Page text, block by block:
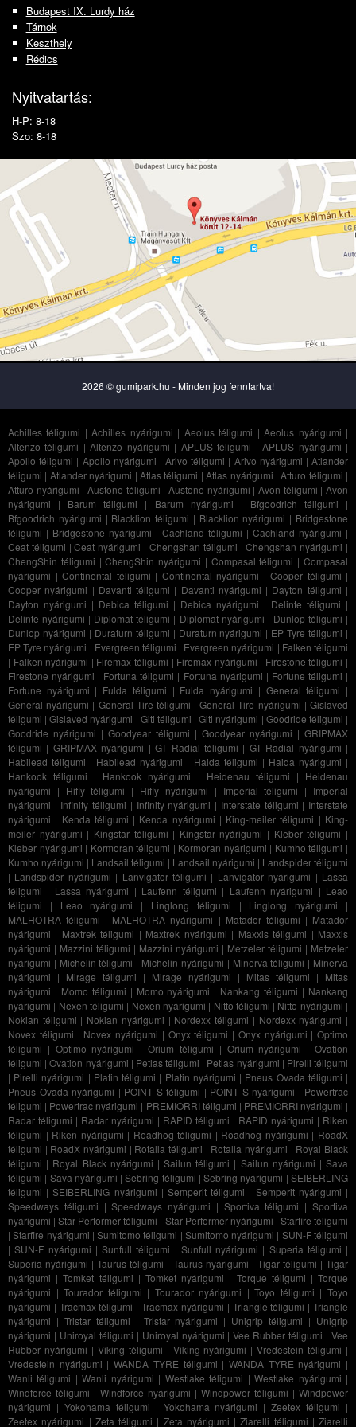
Budapest IX. Lurdy ház
Tárnok
Keszthely
Rédics
Nyitvatartás:
H-P: 8-18
Szo: 8-18
2026 © gumipark.hu - Minden jog fenntartva!
Achilles téligumi |Achilles nyárigumi | Aeolus téligumi |Aeolus nyárigumi |
Altenzo téligumi |Altenzo nyárigumi | APLUS téligumi |APLUS nyárigumi |
Apollo téligumi | Apollo nyárigumi |Arivo téligumi | Arivo nyárigumi |Atlander
téligumi | Atlander nyárigumi | Atlas téligumi |Atlas nyárigumi |Atturo téligumi |
Atturo nyárigumi |Austone téligumi |Austone nyárigumi |Avon téligumi |Avon
nyárigumi | Barum téligumi | Barum nyárigumi | Bfgoodrich téligumi |
Bfgoodrich nyárigumi | Blacklion téligumi | Blacklion nyárigumi | Bridgestone
téligumi | Bridgestone nyárigumi | Cachland téligumi | Cachland nyárigumi |
Ceat téligumi |Ceat nyárigumi | Chengshan téligumi |Chengshan nyárigumi |
ChengShin téligumi |ChengShin nyárigumi | Compasal téligumi |Compasal
nyárigumi | Continental téligumi | Continental nyárigumi | Cooper téligumi |
Cooper nyárigumi | Davanti téligumi | Davanti nyárigumi | Dayton téligumi |
Dayton nyárigumi | Debica téligumi | Debica nyárigumi | Delinte téligumi |
Delinte nyárigumi | Diplomat téligumi | Diplomat nyárigumi | Dunlop téligumi |
Dunlop nyárigumi | Duraturn téligumi | Duraturn nyárigumi | EP Tyre téligumi |
EP Tyre nyárigumi | Evergreen téligumi | Evergreen nyárigumi | Falken téligumi
| Falken nyárigumi | Firemax téligumi | Firemax nyárigumi | Firestone téligumi |
Firestone nyárigumi | Fortuna téligumi | Fortuna nyárigumi | Fortune téligumi |
Fortune nyárigumi | Fulda téligumi | Fulda nyárigumi | General téligumi |
General nyárigumi | General Tire téligumi |General Tire nyárigumi |Gislaved
téligumi |Gislaved nyárigumi | Giti téligumi |Giti nyárigumi | Goodride téligumi |
Goodride nyárigumi | Goodyear téligumi | Goodyear nyárigumi | GRIPMAX
téligumi | GRIPMAX nyárigumi |GT Radial téligumi | GT Radial nyárigumi |
Habilead téligumi | Habilead nyárigumi | Haida téligumi | Haida nyárigumi |
Hankook téligumi | Hankook nyárigumi | Heidenau téligumi | Heidenau
nyárigumi | Hifly téligumi | Hifly nyárigumi | Imperial téligumi | Imperial
nyárigumi | Infinity téligumi | Infinity nyárigumi | Interstate téligumi | Interstate
nyárigumi | Kenda téligumi | Kenda nyárigumi | King-meiler téligumi | King-
meiler nyárigumi | Kingstar téligumi | Kingstar nyárigumi | Kleber téligumi |
Kleber nyárigumi | Kormoran téligumi | Kormoran nyárigumi | Kumho téligumi |
Kumho nyárigumi | Landsail téligumi | Landsail nyárigumi | Landspider téligumi
| Landspider nyárigumi | Lanvigator téligumi | Lanvigator nyárigumi | Lassa
téligumi | Lassa nyárigumi | Laufenn téligumi | Laufenn nyárigumi | Leao
téligumi | Leao nyárigumi | Linglong téligumi | Linglong nyárigumi |
MALHOTRA téligumi | MALHOTRA nyárigumi | Matador téligumi | Matador
nyárigumi | Maxtrek téligumi | Maxtrek nyárigumi | Maxxis téligumi | Maxxis
nyárigumi | Mazzini téligumi | Mazzini nyárigumi | Metzeler téligumi | Metzeler
nyárigumi | Michelin téligumi | Michelin nyárigumi | Minerva téligumi | Minerva
nyárigumi | Mirage téligumi | Mirage nyárigumi | Mitas téligumi | Mitas
nyárigumi | Momo téligumi | Momo nyárigumi | Nankang téligumi | Nankang
nyárigumi | Nexen téligumi | Nexen nyárigumi | Nitto téligumi | Nitto nyárigumi |
Nokian téligumi | Nokian nyárigumi | Nordexx téligumi | Nordexx nyárigumi |
Novex téligumi | Novex nyárigumi | Onyx téligumi | Onyx nyárigumi | Optimo
téligumi | Optimo nyárigumi |Orium téligumi | Orium nyárigumi |Ovation
téligumi |Ovation nyárigumi | Petlas téligumi | Petlas nyárigumi | Pirelli téligumi
| Pirelli nyárigumi | Platin téligumi | Platin nyárigumi | Pneus Ovada téligumi |
Pneus Ovada nyárigumi | POINT S téligumi | POINT S nyárigumi | Powertrac
téligumi | Powertrac nyárigumi | PREMIORRI téligumi | PREMIORRI nyárigumi |
Radar téligumi | Radar nyárigumi | RAPID téligumi | RAPID nyárigumi | Riken
téligumi | Riken nyárigumi | Roadhog téligumi | Roadhog nyárigumi | RoadX
téligumi | RoadX nyárigumi | Rotalla téligumi | Rotalla nyárigumi | Royal Black
téligumi | Royal Black nyárigumi |Sailun téligumi | Sailun nyárigumi |Sava
téligumi | Sava nyárigumi |Sebring téligumi |Sebring nyárigumi |SEIBERLING
téligumi |SEIBERLING nyárigumi |Semperit téligumi | Semperit nyárigumi |
Speedways téligumi |Speedways nyárigumi | Sportiva téligumi |Sportiva
nyárigumi |Star Performer téligumi | Star Performer nyárigumi | Starfire téligumi
|Starfire nyárigumi |Sumitomo téligumi | Sumitomo nyárigumi | SUN-F téligumi
|SUN-F nyárigumi | Sunfull téligumi | Sunfull nyárigumi | Superia téligumi |
Superia nyárigumi |Taurus téligumi | Taurus nyárigumi | Tigar téligumi |Tigar
nyárigumi |Tomket téligumi | Tomket nyárigumi | Torque téligumi |Torque
nyárigumi |Tourador téligumi | Tourador nyárigumi |Toyo téligumi |Toyo
nyárigumi | Tracmax téligumi |Tracmax nyárigumi | Triangle téligumi |Triangle
nyárigumi | Tristar téligumi | Tristar nyárigumi | Unigrip téligumi | Unigrip
nyárigumi | Uniroyal téligumi | Uniroyal nyárigumi |Vee Rubber téligumi |Vee
Rubber nyárigumi | Viking téligumi | Viking nyárigumi |Vredestein téligumi |
Vredestein nyárigumi |WANDA TYRE téligumi | WANDA TYRE nyárigumi |
Wanli téligumi |Wanli nyárigumi | Westlake téligumi |Westlake nyárigumi |
Windforce téligumi | Windforce nyárigumi | Windpower téligumi | Windpower
nyárigumi | Yokohama téligumi | Yokohama nyárigumi |Zeetex téligumi |
Zeetex nyárigumi | Zeta téligumi | Zeta nyárigumi |Ziarelli téligumi | Ziarelli